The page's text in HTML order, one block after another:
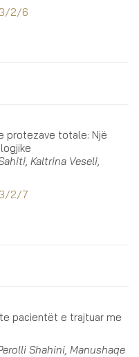
2/6
protezave totale: Një
Kaltrina Veseli,
2/7
pacientët e trajtuar me
Shahini, Manushaqe